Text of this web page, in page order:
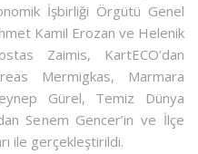
İşbirliği Örgütü Genel
Kamil Erozan ve Helenik
Zaimis, KartECO’dan
Mermigkas, Marmara
Gürel, Temiz Dünya
Senem Gencer’in ve İlçe
ile gerçekleştirildi.